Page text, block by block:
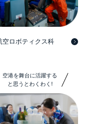
空ロボティクス科
空港を舞台に活躍する
と思うとわくわく!